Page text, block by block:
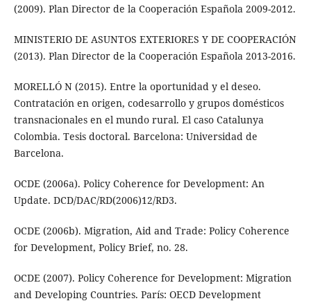
(2009). Plan Director de la Cooperación Española 2009-2012.
MINISTERIO DE ASUNTOS EXTERIORES Y DE COOPERACIÓN
(2013). Plan Director de la Cooperación Española 2013-2016.
MORELLÓ N (2015). Entre la oportunidad y el deseo.
Contratación en origen, codesarrollo y grupos domésticos
transnacionales en el mundo rural. El caso Catalunya
Colombia. Tesis doctoral. Barcelona: Universidad de
Barcelona.
OCDE (2006a). Policy Coherence for Development: An
Update. DCD/DAC/RD(2006)12/RD3.
OCDE (2006b). Migration, Aid and Trade: Policy Coherence
for Development, Policy Brief, no. 28.
OCDE (2007). Policy Coherence for Development: Migration
and Developing Countries. París: OECD Development